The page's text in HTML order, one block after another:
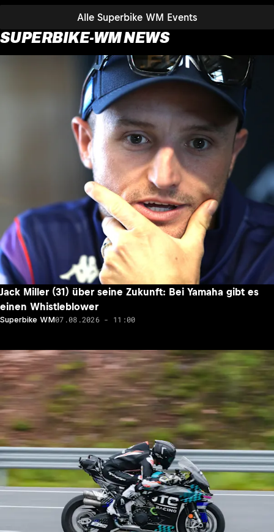
Alle Superbike WM Events
SUPERBIKE-WM NEWS
Jack Miller (31) über seine Zukunft: Bei Yamaha gibt es
einen Whistleblower
Superbike WM07.08.2026 - 11:00